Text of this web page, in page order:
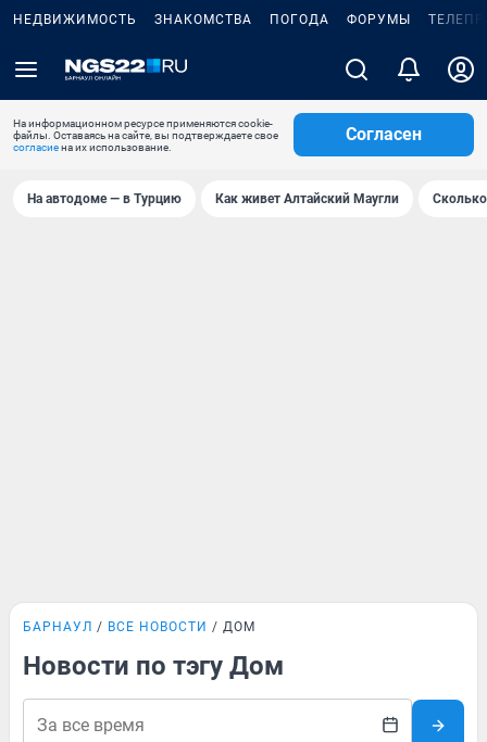
НЕДВИЖИМОСТЬ ЗНАКОМСТВА ПОГОДА ФОРУМЫ
На информационном ресурсе применяются cookie-
файлы. Оставаясь на сайте, вы подтверждаете свое
согласиена их использование.
Согласен
На автодоме — в Турцию Как живет Алтайский Маугли
БАРНАУЛ ВСЕ НОВОСТИ ДОМ
Новости по тэгу Дом